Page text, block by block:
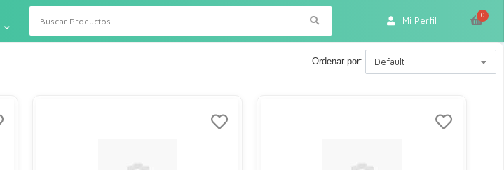
0
Mi Perfil
Ordenar por: Default